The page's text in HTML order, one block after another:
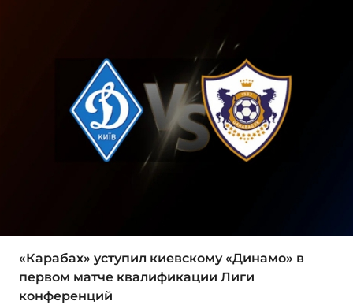
«Карабах» уступил киевскому «Динамо» в
первом матче квалификации Лиги
конференций